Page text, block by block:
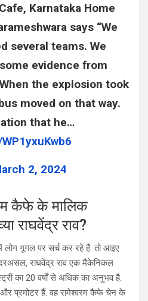
Karnataka Home
says “We
several teams. We
evidence from
the explosion took
moved on that way.
that he…
2, 2024
कैफे के मालिक
राघवेंद्र राव?
लोग गूगल पर सर्च कर रहे हैं. तो आइए
राघवेंद्र राव एक मैकेनिकल
का 20 वर्षों से अधिक का अनुभव है.
प्रमोटर हैं. वह रामेश्वरम कैफे चेन के